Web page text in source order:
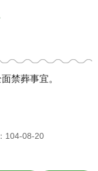
禁葬事宜。
104-08-20